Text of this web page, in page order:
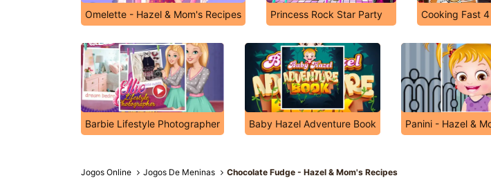
Omelette - Hazel & Mom's Recipes Princess Rock Star Party Cooking Fast
Barbie Lifestyle Photographer Baby Hazel Adventure Book Panini - Hazel &
Jogos Online Jogos De Meninas Chocolate Fudge - Hazel & Mom's Recipes